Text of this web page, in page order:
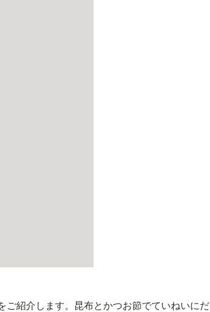
紹介します。昆布とかつお節でていねいにだ